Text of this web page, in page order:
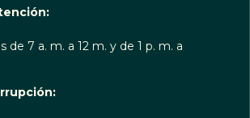
de 7 a. m. a 12 m. y de 1 p. m. a